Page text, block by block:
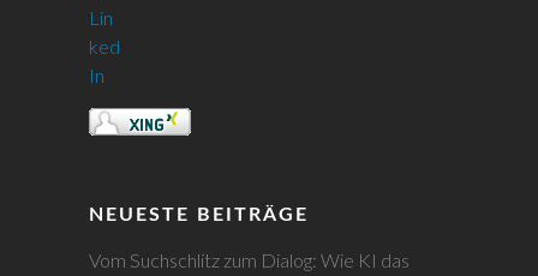
NEUESTE BEITRÄGE
Vom Suchschlitz zum Dialog: Wie KI das